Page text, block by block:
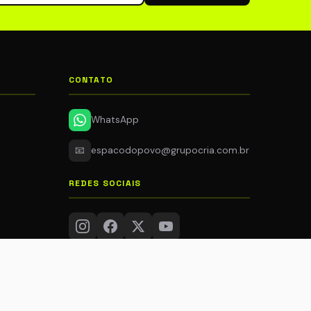
CONTATO
WhatsApp
📧 espacodopovo@grupocria.com.br
REDES SOCIAIS